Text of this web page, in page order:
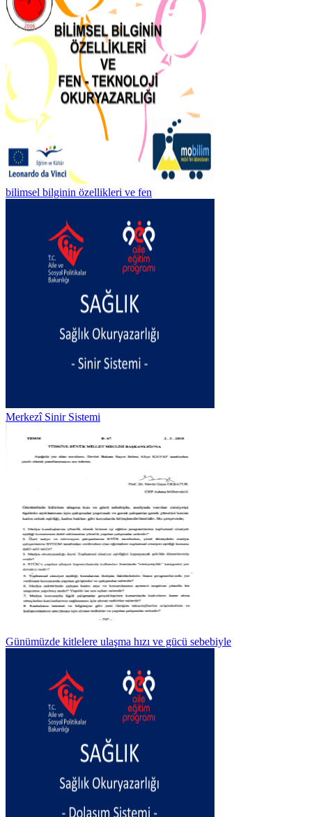
bilimsel bilginin özellikleri ve fen
Merkezî Sinir Sistemi
Günümüzde kitlelere ulaşma hızı ve gücü sebebiyle